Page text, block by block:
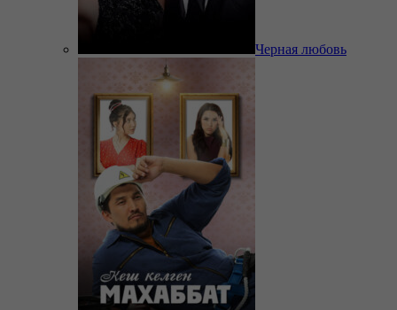
Черная любовь